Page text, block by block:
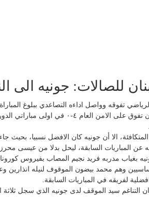
للصالات: جونيه الى
تفوقه وواصل اداءه التصاعدي ببلوغ
الصالات بعد ان تفوق على الامن
المتكافئة، الا أن جونيه كان الافضل نسبيا، بحيث
عن المباريات السابقة، ليحل بدلا من عيسى
بغياب مدربه فريد نجيم المصاب بفيروس
وهم محمد بيضون الموقوف لنيله
لفريقه في المباريات السابقة.
التناغم سيد الموقف لدى جونيه الذي سجل